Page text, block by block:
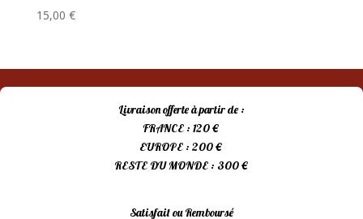
15,00 €
Livraison offerte à partir de :
FRANCE : 120 €
EUROPE : 200 €
RESTE DU MONDE : 300 €
Satisfait ou Remboursé